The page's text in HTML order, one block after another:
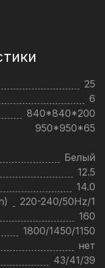
25
6
840*840*200
950*950*65
Белый
12.5
14.0
220-240/50Hz/1
160
1800/1450/1150
нет
43/41/39